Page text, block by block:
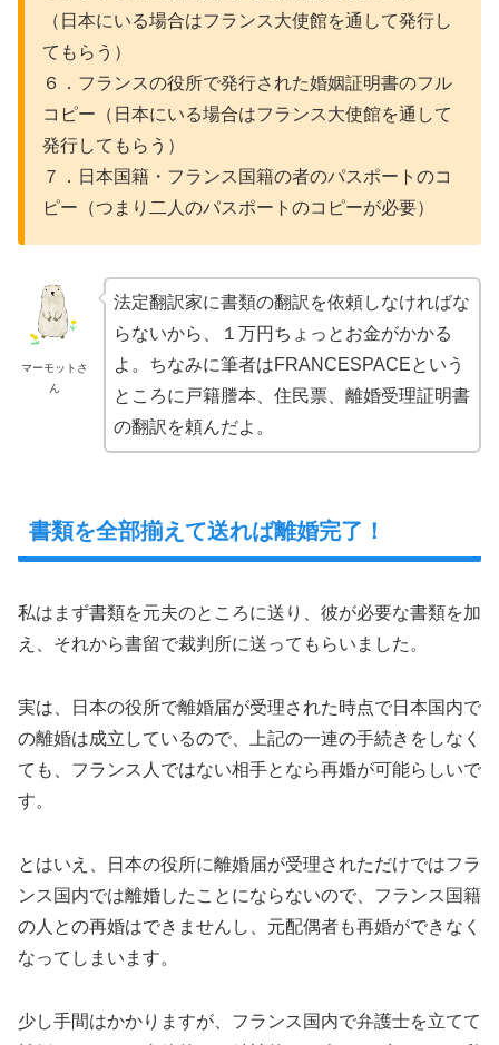
（日本にいる場合はフランス大使館を通して発行し
てもらう）
６．フランスの役所で発行された婚姻証明書のフル
コピー（日本にいる場合はフランス大使館を通して
発行してもらう）
７．日本国籍・フランス国籍の者のパスポートのコ
ピー（つまり二人のパスポートのコピーが必要）
マーモットさ
ん
法定翻訳家に書類の翻訳を依頼しなければな
らないから、１万円ちょっとお金がかかる
よ。ちなみに筆者はFRANCESPACEという
ところに戸籍謄本、住民票、離婚受理証明書
の翻訳を頼んだよ。
書類を全部揃えて送れば離婚完了！
私はまず書類を元夫のところに送り、彼が必要な書類を加
え、それから書留で裁判所に送ってもらいました。
実は、日本の役所で離婚届が受理された時点で日本国内で
の離婚は成立しているので、上記の一連の手続きをしなく
ても、フランス人ではない相手となら再婚が可能らしいで
す。
とはいえ、日本の役所に離婚届が受理されただけではフラ
ンス国内では離婚したことにならないので、フランス国籍
の人との再婚はできませんし、元配偶者も再婚ができなく
なってしまいます。
少し手間はかかりますが、フランス国内で弁護士を立てて